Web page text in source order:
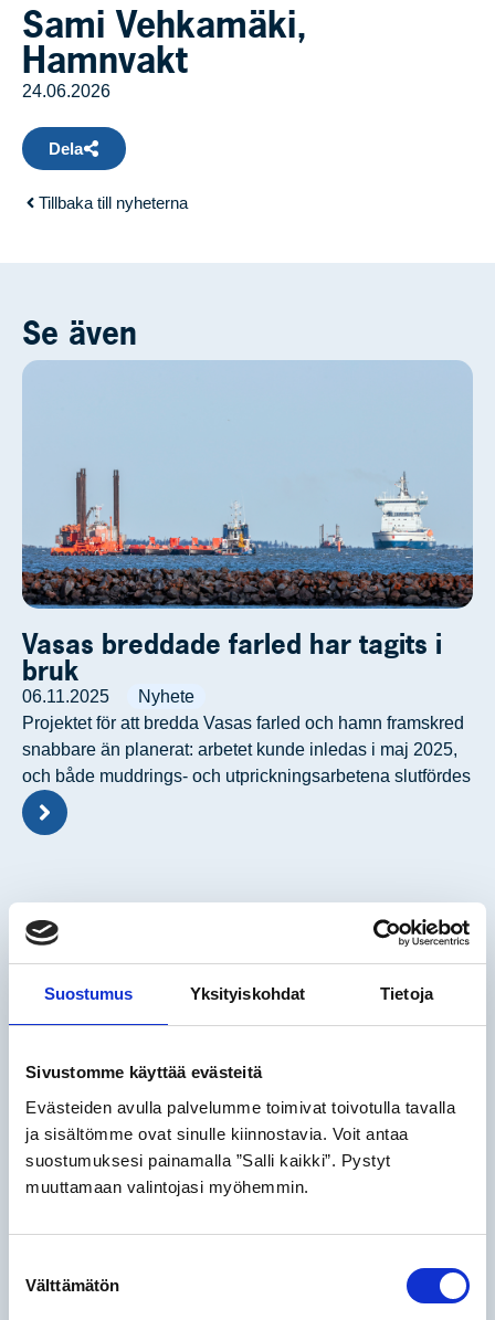
Suostumus Yksityiskohdat Tietoja
Sivustomme käyttää evästeitä
Evästeiden avulla palvelumme toimivat toivotulla tavalla
ja sisältömme ovat sinulle kiinnostavia. Voit antaa
suostumuksesi painamalla ”Salli kaikki”. Pystyt
muuttamaan valintojasi myöhemmin.
valinta
Välttämätön
Sami Vehkamäki,
Hamnvakt
24.06.2026
Dela
Tillbaka till nyheterna
Se även
Vasas breddade farled har tagits i
bruk
06.11.2025
Nyhete
Projektet för att bredda Vasas farled och hamn framskred
snabbare än planerat: arbetet kunde inledas i maj 2025,
och både muddrings- och utprickningsarbetena slutfördes
ingår partnerskap om isbrytning